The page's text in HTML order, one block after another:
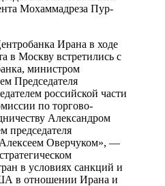
Мохаммадреза Пур-
Ирана в ходе
в Москву встретились с
министром
Председателя
российской части
по торгово-
Александром
председателя
Алексеем Оверчуком», —
в условиях санкций и
в отношении Ирана и